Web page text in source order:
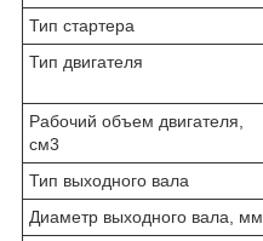
Тип стартера
Тип двигателя
Рабочий объем двигателя,
см3
Тип выходного вала
Диаметр выходного вала, мм